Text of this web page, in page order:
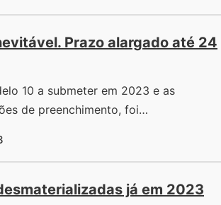
Prazo alargado até 24
10 a submeter em 2023 e as
de preenchimento, foi…
já em 2023